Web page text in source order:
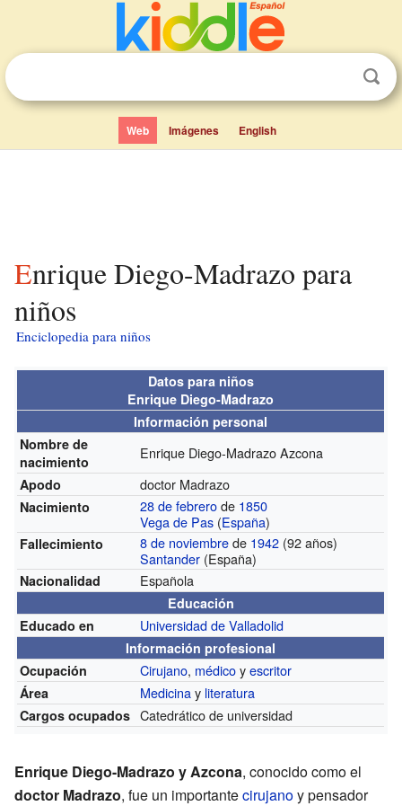
Web Imágenes English
Enrique Diego-Madrazo para
niños
Enciclopedia para niños
Datos para niños
Enrique Diego-Madrazo
Información personal
Nombre de
nacimiento
Enrique Diego-Madrazo Azcona
Apodo doctor Madrazo
Nacimiento 28 de febrerode 1850
Vega de Pas (España)
Fallecimiento 8 de noviembrede 1942 (92 años)
Santander (España)
Nacionalidad Española
Educación
Educado en
Universidad de Valladolid
Información profesional
Ocupación
Cirujano, médicoyescritor
Área Medicinay literatura
Cargos ocupados Catedrático de universidad
Enrique Diego-Madrazo y Azcona, conocido como el
doctor Madrazo, fue un importantecirujanoy pensador